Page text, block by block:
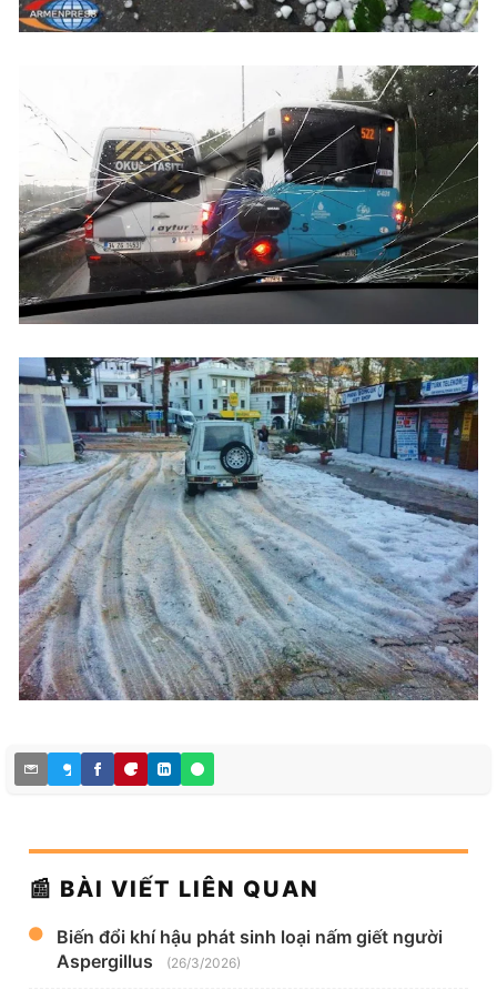
📰 BÀI VIẾT LIÊN QUAN
Biến đổi khí hậu phát sinh loại nấm giết người
Aspergillus
(26/3/2026)